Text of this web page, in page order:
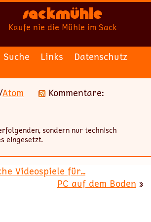
Sackmühle
Kaufe nie die Mühle im Sack
Suche Links
Datenschutz
/Atom
Kommentare:
sondern nur technisch
eingesetzt.
Videospiele für...
PC auf dem Boden »